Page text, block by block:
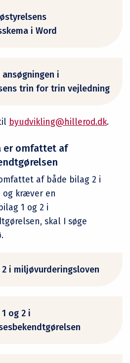
i Word
i
trin for trin vejledning
byudvikling@hillerod.dk.
er omfattet af
af både bilag 2 i
og kræver en
1 og 2 i
skal I søge
i miljøvurderingsloven
og 2 i